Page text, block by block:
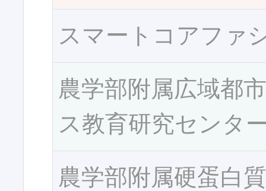
スマートコアファ
農学部附属広域都
ス教育研究センタ
農学部附属硬蛋白